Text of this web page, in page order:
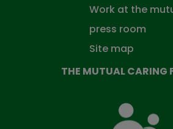
Work at the
press room
Site map
THE MUTUAL CARING
Mutual
Fund